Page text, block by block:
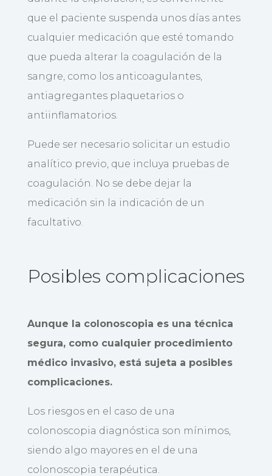
que el paciente suspenda unos días antes
cualquier medicación que esté tomando
que pueda alterar la coagulación de la
sangre, como los anticoagulantes,
antiagregantes plaquetarios o
antiinflamatorios.
Puede ser necesario solicitar un estudio
analítico previo, que incluya pruebas de
coagulación. No se debe dejar la
medicación sin la indicación de un
facultativo.
Posibles complicaciones
Aunque la colonoscopia es una técnica
segura, como cualquier procedimiento
médico invasivo, está sujeta a posibles
complicaciones.
Los riesgos en el caso de una
colonoscopia diagnóstica son mínimos,
siendo algo mayores en el de una
colonoscopia terapéutica.